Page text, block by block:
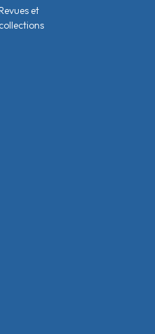
Revues et
collections